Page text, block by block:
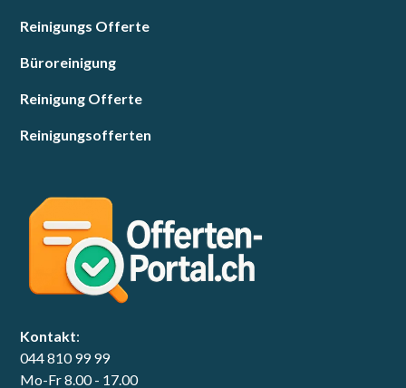
Reinigungs Offerte
Büroreinigung
Reinigung Offerte
Reinigungsofferten
Kontakt:
044 810 99 99
Mo-Fr 8.00 - 17.00